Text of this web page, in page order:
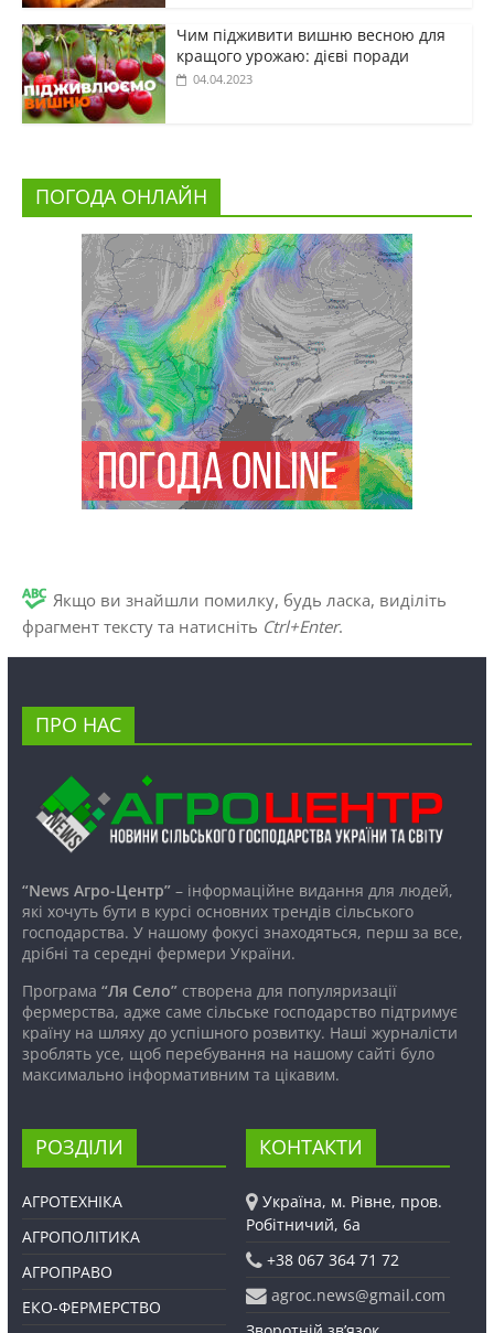
Чим підживити вишню весною для
кращого урожаю: дієві поради
04.04.2023
ПОГОДА ОНЛАЙН
Якщо ви знайшли помилку, будь ласка, виділіть
фрагмент тексту та натисніть Ctrl+Enter.
ПРО НАС
“News Агро-Центр”– інформаційне видання для людей,
які хочуть бути в курсі основних трендів сільського
господарства. У нашому фокусі знаходяться, перш за все,
дрібні та середні фермери України.
Програма “Ля Село”створена для популяризації
фермерства, адже саме сільське господарство підтримує
країну на шляху до успішного розвитку. Наші журналісти
зроблять усе, щоб перебування на нашому сайті було
максимально інформативним та цікавим.
РОЗДІЛИ
АГРОТЕХНІКА
АГРОПОЛІТИКА
АГРОПРАВО
ЕКО-ФЕРМЕРСТВО
КОНТАКТИ
Україна, м. Рівне, пров.
Робітничий, 6а
+38 067 364 71 72
agroc.news@gmail.com